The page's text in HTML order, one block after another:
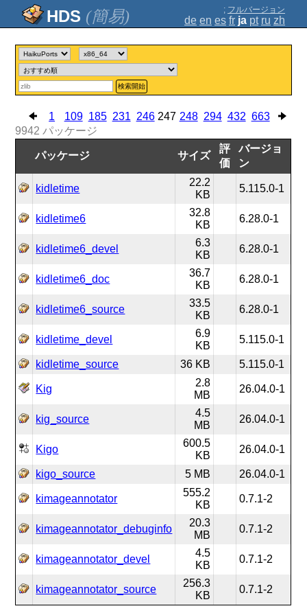
(簡易) ; フルバージョン
de en es fr ja pt ru zh
検索開始
1 109 185 231 246 247 248 294 432 663
9942 パッケージ
パッケージ サイズ
評
価
バージョ
ン
kidletime
22.2
KB
5.115.0-1
kidletime6
32.8
KB
6.28.0-1
kidletime6_devel
6.3
KB
6.28.0-1
kidletime6_doc
36.7
KB
6.28.0-1
kidletime6_source
33.5
KB
6.28.0-1
kidletime_devel
6.9
KB
5.115.0-1
kidletime_source 36 KB 5.115.0-1
Kig
2.8
MB
26.04.0-1
kig_source
4.5
MB
26.04.0-1
Kigo
600.5
KB
26.04.0-1
kigo_source 5 MB 26.04.0-1
kimageannotator
555.2
KB
0.7.1-2
kimageannotator_debuginfo
20.3
MB
0.7.1-2
kimageannotator_devel
4.5
KB
0.7.1-2
kimageannotator_source
256.3
KB
0.7.1-2